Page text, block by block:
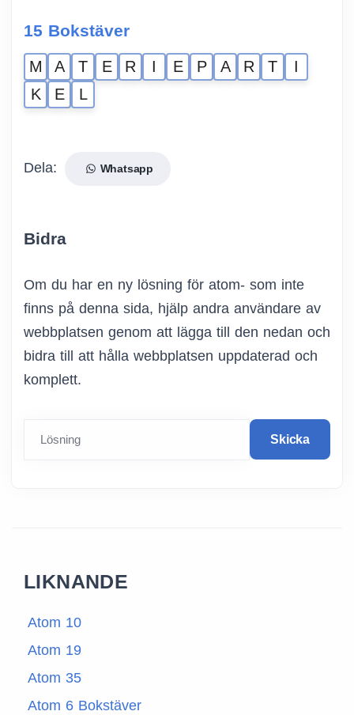
15 Bokstäver
M A T E R I E P A R T
I
K
E L
Dela: Whatsapp
Bidra
Om du har en ny lösning för atom- som inte
finns på denna sida, hjälp andra användare av
webbplatsen genom att lägga till den nedan och
bidra till att hålla webbplatsen uppdaterad och
komplett.
Lösning Skicka
LIKNANDE
Atom 10
Atom 19
Atom 35
Atom 6 Bokstäver